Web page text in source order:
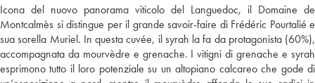
Icona del nuovo panorama viticolo del Languedoc, il Domaine de
Montcalmès si distingue per il grande savoir-faire di Frédéric Pourtalié e
sua sorella Muriel. In questa cuvée, il syrah la fa da protagonista (60%),
accompagnata da mourvèdre e grenache. I vitigni di grenache e syrah
esprimono tutto il loro potenziale su un altopiano calcareo che gode di